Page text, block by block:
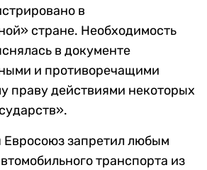
в
стране. Необходимость
в документе
и противоречащими
праву действиями некоторых
Евросоюз запретил любым
транспорта из